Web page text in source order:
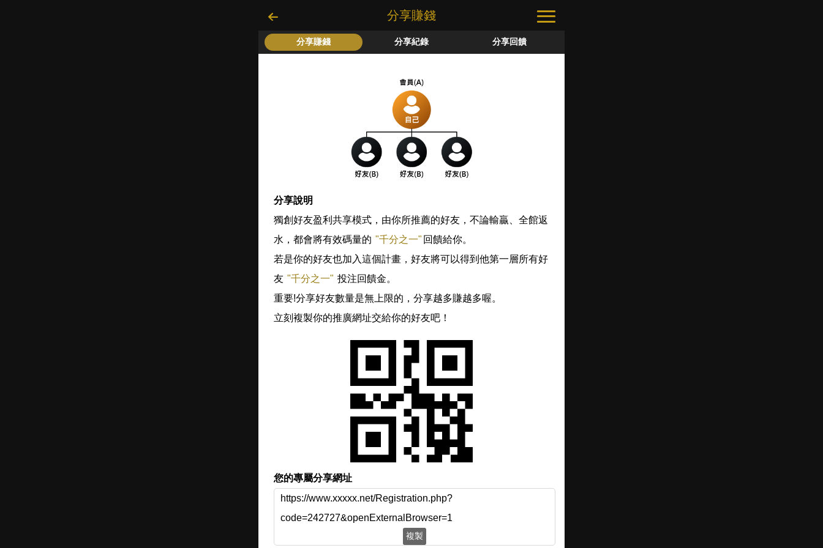
分享賺錢
分享賺錢 分享紀錄 分享回饋
分享說明
獨創好友盈利共享模式，由你所推薦的好友，不論輸贏、全館返
水，都會將有效碼量的 "千分之一" 回饋給你。
若是你的好友也加入這個計畫，好友將可以得到他第一層所有好
友 "千分之一" 投注回饋金。
重要!分享好友數量是無上限的，分享越多賺越多喔。
立刻複製你的推廣網址交給你的好友吧！
您的專屬分享網址
https://www.xxxxx.net/Registration.php?
code=242727&openExternalBrowser=1
複製